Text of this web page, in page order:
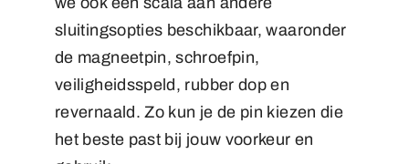
sluitingsopties beschikbaar, waaronder
de magneetpin, schroefpin,
veiligheidsspeld, rubber dop en
revernaald. Zo kun je de pin kiezen die
het beste past bij jouw voorkeur en